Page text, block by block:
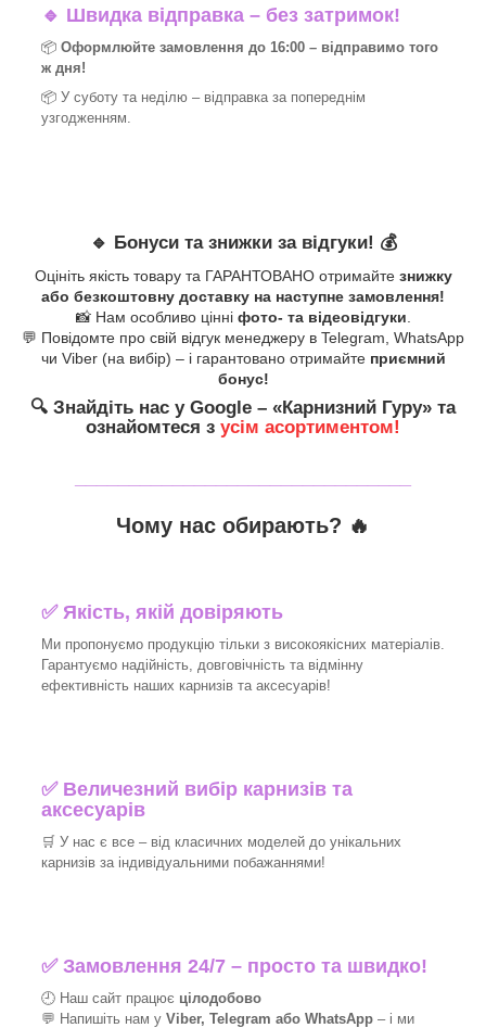
🔹 Швидка відправка – без затримок!
📦 Оформлюйте замовлення до 16:00 – відправимо того
ж дня!
📦 У суботу та неділю – відправка за попереднім
узгодженням.
🔹 Бонуси та знижки за відгуки! 💰
Оцініть якість товару та ГАРАНТОВАНО отримайте знижку
або безкоштовну доставку на наступне замовлення!
📸 Нам особливо цінні фото- та відеовідгуки.
💬 Повідомте про свій відгук менеджеру в Telegram, WhatsApp
чи Viber (на вибір) – і гарантовано отримайте приємний
бонус!
🔍 Знайдіть нас у Google – «Карнизний Гуру» та
ознайомтеся з усім асортиментом!
Чому нас обирають? 🔥
✅Якість, якій довіряють
Ми пропонуємо продукцію тільки з високоякісних матеріалів.
Гарантуємо надійність, довговічність та відмінну
ефективність наших карнизів та аксесуарів!
✅ Величезний вибір карнизів та
аксесуарів
🛒 У нас є все – від класичних моделей до унікальних
карнизів за індивідуальними побажаннями!
✅Замовлення 24/7 – просто та швидко!
🕘 Наш сайт працює цілодобово
💬 Напишіть нам у Viber, Telegram або WhatsApp – і ми